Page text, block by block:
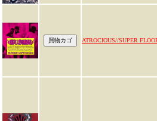
ATROCIOUS//SUPER